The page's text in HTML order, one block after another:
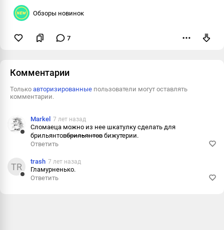
Обзоры новинок
7
Комментарии
Только авторизированные пользователи могут оставлять
комментарии.
Markel 7 лет назад
Сломаеца можно из нее шкатулку сделать для
брильянтовбрильянтов бижутерии.
Ответить
TR trash 7 лет назад
Гламурненько.
Ответить